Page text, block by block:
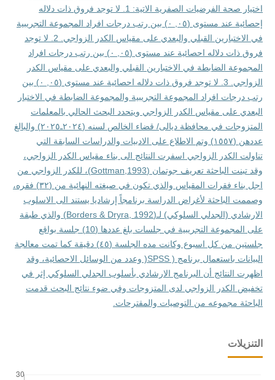
اختيار صحة الفرضيات الصفرية الاتية: 1. لا توجد فروق ذات دلاله
إحصائية عند مستوى (٠٥, ٠) بين رتب درجات افراد المجموعة التجريبية
في الاختبارين القبلي والبعدي على مقياس الكدر الزواجي. 2. لا توجد
فروق ذات دلاله احصائية عند مستوى (٠٥, ٠) بين رتب درجات افراد
المجموعة الضابطة في الاختبارين القبلي والبعدي على مقياس الكدر
الزواجي. 3. لا توجد فروق ذات دلاله احصائية عند مستوى (٠٥, ٠) بين
رتب درجات افراد المجموعة التجريبية والمجموعة الضابطة في الاختبار
البعدي على مقياس الكدر الزواجي ويتحدد البحث الحالي بالمعلمات
المتزوجات في محافظة ديالى/ قضاء الخالص لسنه (٢٠٢٤ـ٢٠٢٥) والبالغ
عددهن (١٥٥٧) وتم الاطلاع على الادبيات والدراسات السابقة التي
تناولت الكدر الزواجي اسفرت النتائج الى بناء مقياس الكدر الزواجي،
وقد تبنت الباحثة تعريف جوتمان (1993,Gottman)، للكدر الزواجي من
اجل بناء فقرات المقياس والذي تكون في صيغته النهائية من (٣٢) فقره،
وصممت الباحثة لأغراض الدراسة برنامجاً إرشاديا يستند الى الاسلوب
الارشادي (الجدلي السلوكي) لـ(Borders & Dryra, 1992) والذي طبقة
على المجموعة التجريبية في جلسات بلغ عددها (10) جلسة بواقع
جلستين من كل اسبوع وكانت مده الجلسة (٤٥) دقيقة كما تمت معالجة
البيانات باستعمال برنامج ( SPSS( وعدد من الوسائل الاحصائية، وقد
اظهرت النتائج أن البرنامج الارشادي بأسلوب الجدلي السلوكي إثر في
تخفيض الكدر الزواجي لدى المتزوجات وفي ضوء نتائج البحث قدمت
الباحثة مجموعه من التوصيات والمقترحات.
التنزيلات